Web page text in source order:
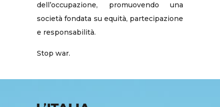
dell’occupazione, promuovendo una
società fondata su equità, partecipazione
e responsabilità.
Stop war.